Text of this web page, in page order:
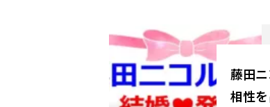
YouTube
藤田
相性を